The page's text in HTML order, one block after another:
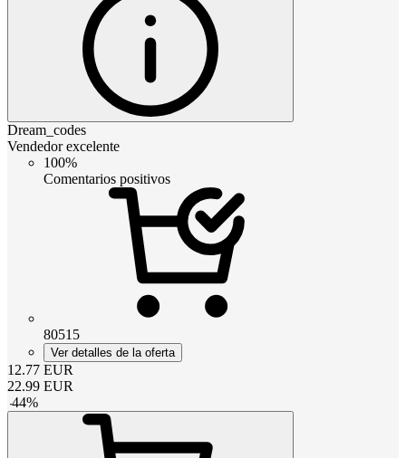
Dream_codes
Vendedor excelente
100%
Comentarios positivos
80515
Ver detalles de la oferta
12.77 EUR
22.99 EUR
-44%